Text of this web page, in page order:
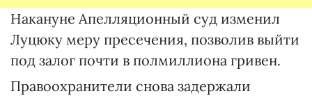
Накануне Апелляционный суд изменил
Луцюку меру пресечения, позволив выйти
под залог почти в полмиллиона гривен.
Правоохранители снова задержали